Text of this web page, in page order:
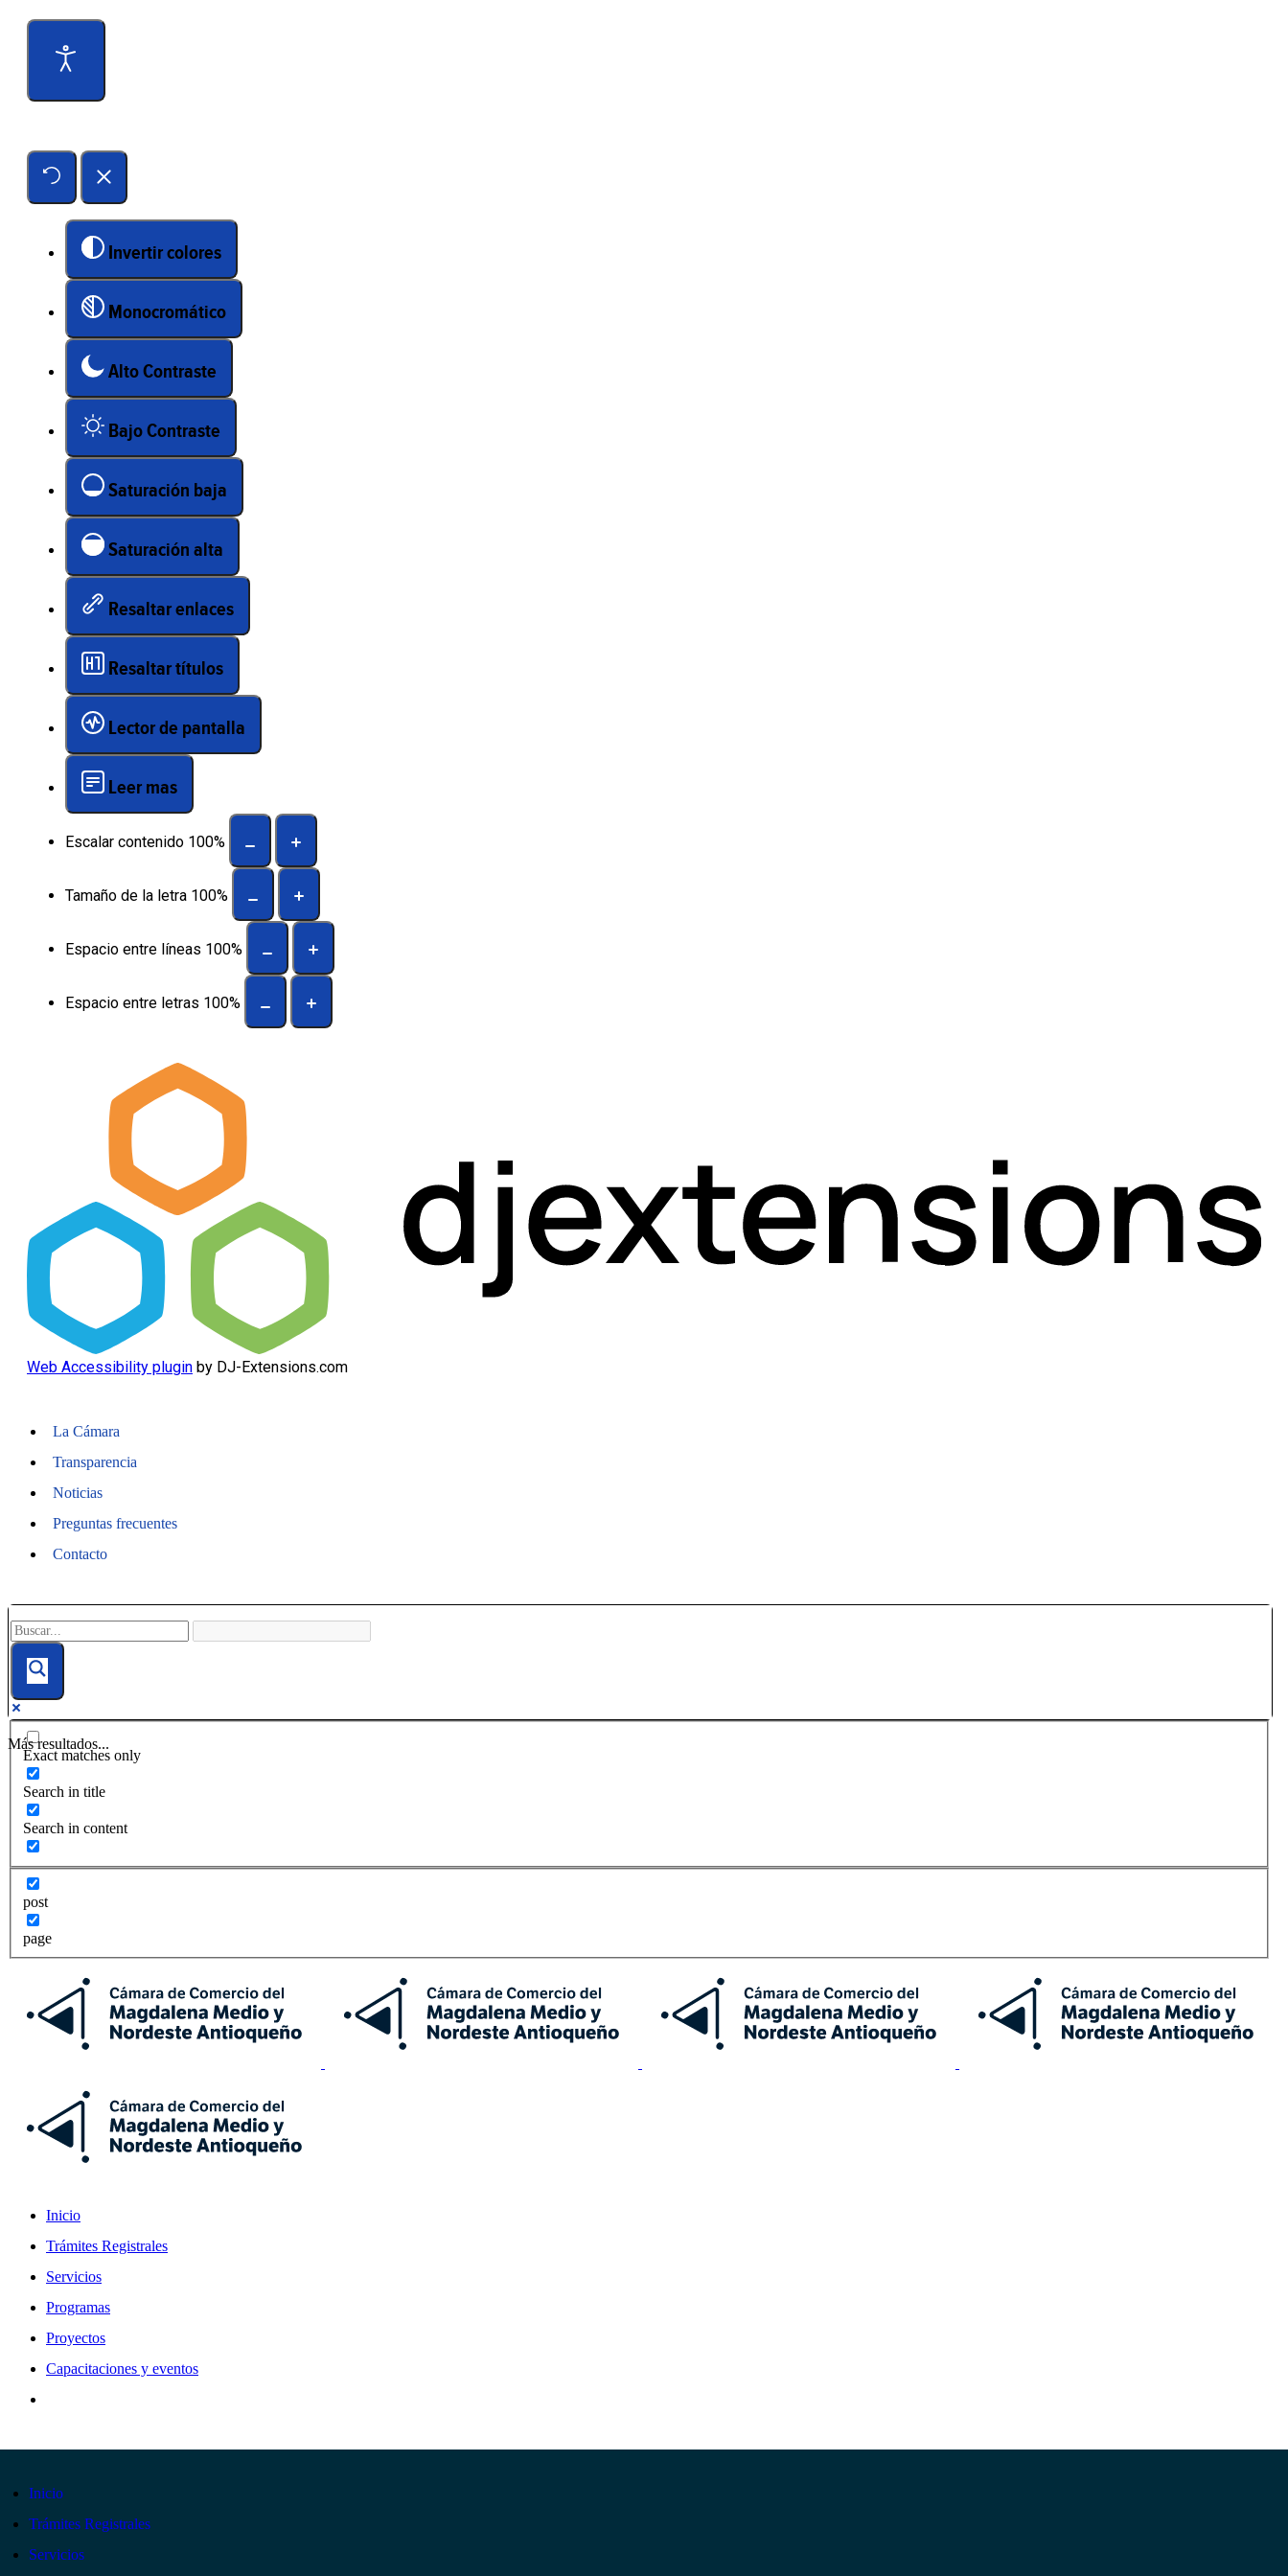
Invertir colores
Monocromático
Alto Contraste
Bajo Contraste
Saturación baja
Saturación alta
Resaltar enlaces
Resaltar títulos
Lector de pantalla
Leer mas
Escalar contenido 100%
Tamaño de la letra 100%
Espacio entre líneas 100%
Espacio entre letras 100%
Web Accessibility plugin by DJ-Extensions.com
La Cámara
Transparencia
Noticias
Preguntas frecuentes
Contacto
Más resultados...
Exact matches only
Search in title
Search in content
post
page
Inicio
Trámites Registrales
Servicios
Programas
Proyectos
Capacitaciones y eventos
Inicio
Trámites Registrales
Servicios